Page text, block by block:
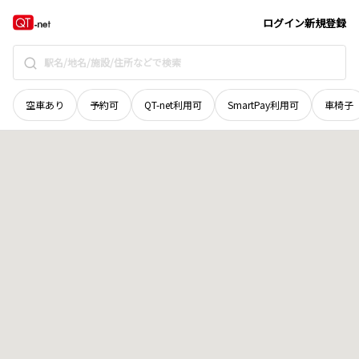
ログイン新規登録
空車あり 予約可 QT-net利用可 SmartPay利用可 車椅子
広島県